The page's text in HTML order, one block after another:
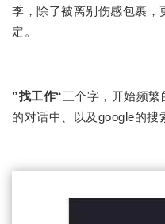
季，除了被离别伤感包裹，
定。
”找工作“三个字，开始频
的对话中、以及google的搜